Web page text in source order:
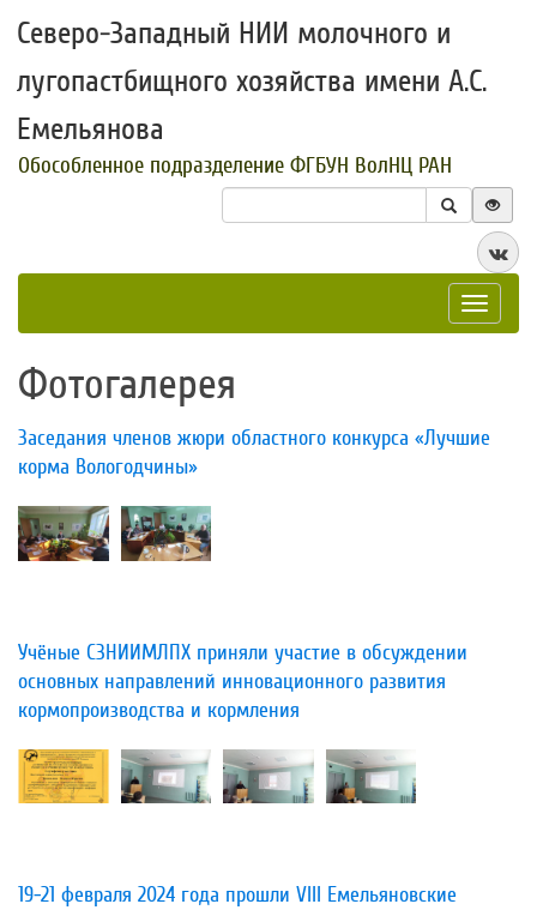
Северо-Западный НИИ молочного и
лугопастбищного хозяйства имени А.С.
Емельянова
Обособленное подразделение ФГБУН ВолНЦ РАН
Toggle
Фотогалерея
​Заседания членов жюри областного конкурса «Лучшие
корма Вологодчины»
​Учёные СЗНИИМЛПХ приняли участие в обсуждении
основных направлений инновационного развития
кормопроизводства и кормления
​19-21 февраля 2024 года прошли VIII Емельяновские